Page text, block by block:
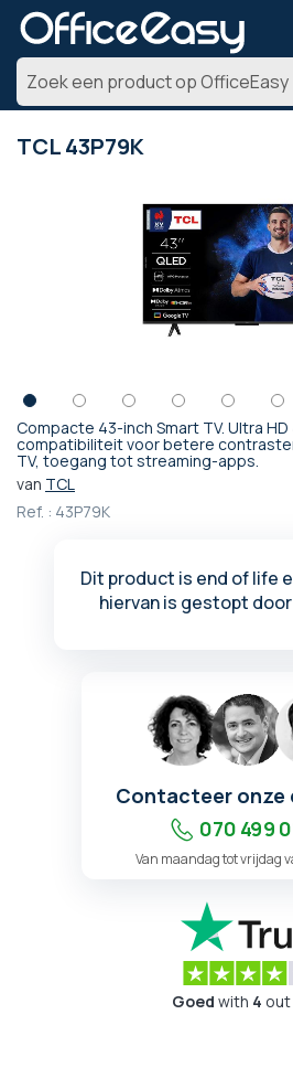
TCL 43P79K
Compacte 43-inch Smart TV. Ultra
compatibiliteit voor betere
TV, toegang tot streaming-apps.
van TCL
Ref. : 43P79K
Dit product is end of life
hiervan is gestopt
Ga
naar
het
begin
afbeeldingen-
Contacteer onze
070 499
Van maandag tot vrijdag
Goed with 4 out